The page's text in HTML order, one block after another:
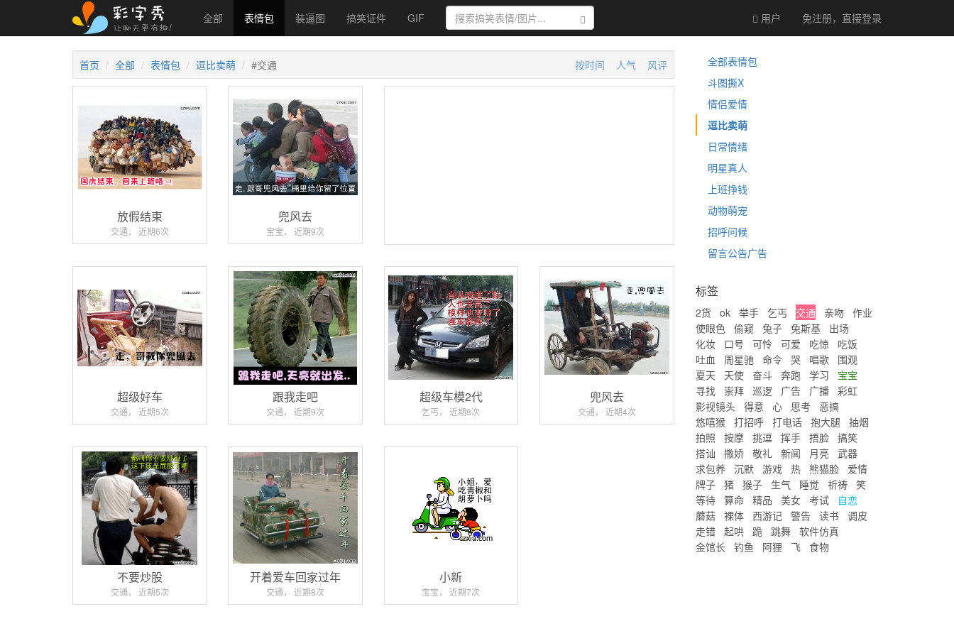
全部 表情包 装逼图 搞笑证件 GIF 搜索 用户 免注册，直接登录
首页 全部 表情包 逗比卖萌 #交通 按时间 人气 风评
放假结束
交通， 近期6次
兜风去
宝宝， 近期9次
超级好车
交通， 近期5次
跟我走吧
交通， 近期9次
超级车模2代
乞丐， 近期8次
兜风去
交通， 近期4次
不要炒股
交通， 近期5次
开着爱车回家过年
交通， 近期8次
小新
宝宝， 近期7次
全部表情包
斗图撕X
情侣爱情
逗比卖萌
日常情绪
明星真人
上班挣钱
动物萌宠
招呼问候
留言公告广告
标签
2货 ok 举手 乞丐 交通 亲吻
作业
使眼色
偷窥 兔子 兔斯基
出场
化妆
口号 可怜 可爱 吃惊
吃饭
吐血
周星驰 命令 哭 唱歌
围观
夏天
天使 奋斗 奔跑 学习
宝宝
寻找
崇拜 巡逻 广告 广播
彩虹
影视镜头
得意 心 思考
恶搞
悠嘻猴
打招呼 打电话 抱大腿
抽烟
拍照
按摩 挑逗 挥手 捂脸
搞笑
搭讪
撒娇 敬礼 新闻 月亮
武器
求包养
沉默 游戏 热 熊猫脸
爱情
牌子
猪 猴子 生气 睡觉 祈祷
笑
等待
算命 精品 美女 考试
自恋
蘑菇
裸体 西游记 警告 读书
调皮
走错
起哄 跪 跳舞
软件仿真
金馆长
钓鱼 阿狸 飞 食物